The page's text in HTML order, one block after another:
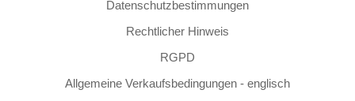
Datenschutzbestimmungen
Rechtlicher Hinweis
RGPD
Allgemeine Verkaufsbedingungen - englisch